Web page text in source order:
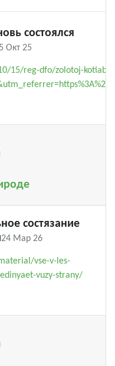
состоялся
Окт 25
15/reg-dfo/zolotoj-
состязание
24 Мар 26
vse-v-les-
vuzy-strany/